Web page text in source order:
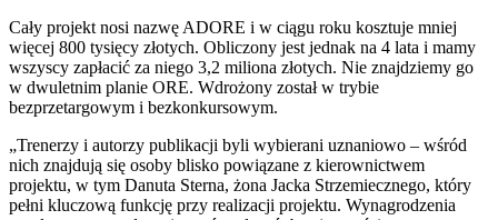
Cały projekt nosi nazwę ADORE i w ciągu roku kosztuje mniej
więcej 800 tysięcy złotych. Obliczony jest jednak na 4 lata i mamy
wszyscy zapłacić za niego 3,2 miliona złotych. Nie znajdziemy go
w dwuletnim planie ORE. Wdrożony został w trybie
bezprzetargowym i bezkonkursowym.
„Trenerzy i autorzy publikacji byli wybierani uznaniowo – wśród
nich znajdują się osoby blisko powiązane z kierownictwem
projektu, w tym Danuta Sterna, żona Jacka Strzemiecznego, który
pełni kluczową funkcję przy realizacji projektu. Wynagrodzenia